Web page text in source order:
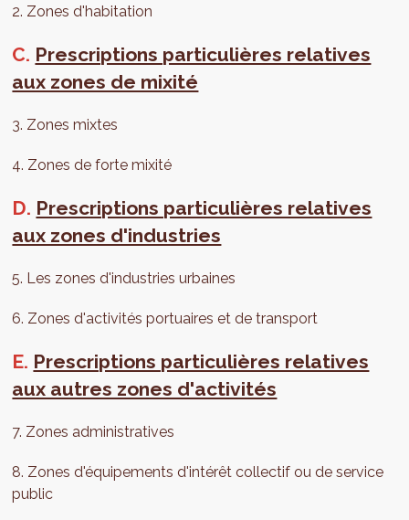
2. Zones d'habitation
C. Prescriptions particulières relatives
aux zones de mixité
3. Zones mixtes
4. Zones de forte mixité
D. Prescriptions particulières relatives
aux zones d'industries
5. Les zones d'industries urbaines
6. Zones d'activités portuaires et de transport
E. Prescriptions particulières relatives
aux autres zones d'activités
7. Zones administratives
8. Zones d'équipements d'intérêt collectif ou de service
public